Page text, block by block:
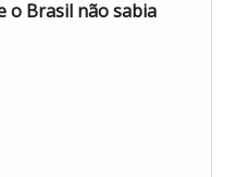
o Brasil não sabia